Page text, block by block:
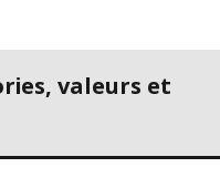
valeurs et